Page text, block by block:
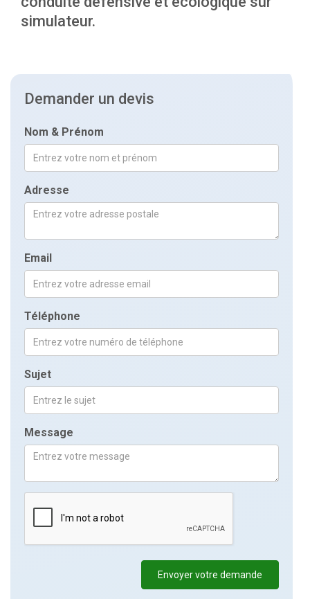
simulateur.
Demander un devis
Nom & Prénom
Adresse
Email
Téléphone
Sujet
Message
Envoyer votre demande